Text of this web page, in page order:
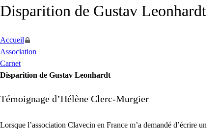
Disparition de Gustav Leonhardt
Accueil
Association
Carnet
Disparition de Gustav Leonhardt
Témoignage d’Hélène Clerc-Murgier
Lorsque l’association Clavecin en France m’a demandé d’écrire un